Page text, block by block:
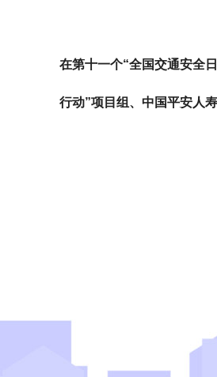
在第十一个“全国交通安全
行动”项目组、中国平安人